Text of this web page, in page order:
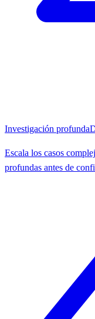
Investigación profunda
Escala los casos
profundas antes de